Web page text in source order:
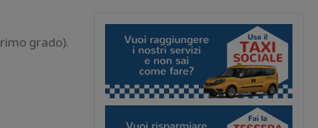
grado).